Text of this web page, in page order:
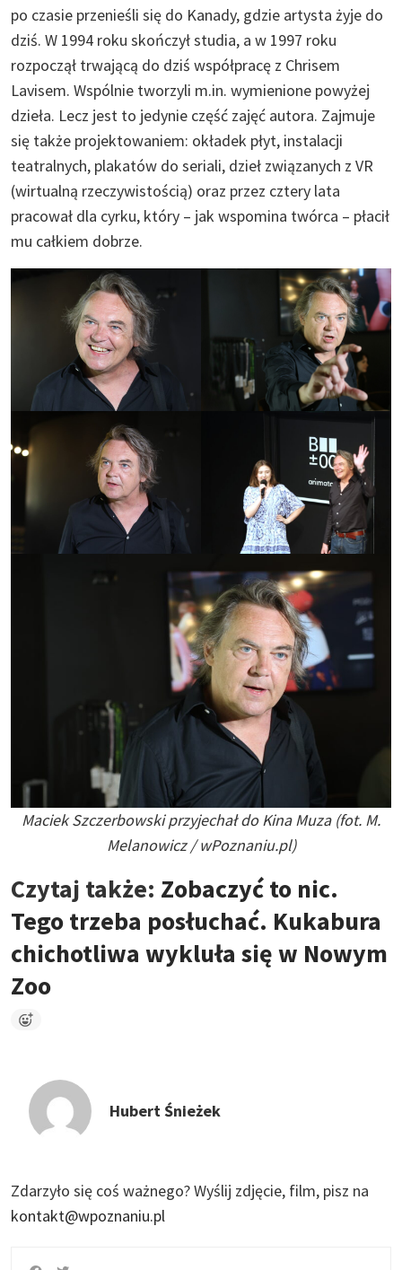
po czasie przenieśli się do Kanady, gdzie artysta żyje do
dziś. W 1994 roku skończył studia, a w 1997 roku
rozpoczął trwającą do dziś współpracę z Chrisem
Lavisem. Wspólnie tworzyli m.in. wymienione powyżej
dzieła. Lecz jest to jedynie część zajęć autora. Zajmuje
się także projektowaniem: okładek płyt, instalacji
teatralnych, plakatów do seriali, dzieł związanych z VR
(wirtualną rzeczywistością) oraz przez cztery lata
pracował dla cyrku, który – jak wspomina twórca – płacił
mu całkiem dobrze.
Maciek Szczerbowski przyjechał do Kina Muza (fot. M.
Melanowicz / wPoznaniu.pl)
Czytaj także: Zobaczyć to nic.
Tego trzeba posłuchać. Kukabura
chichotliwa wykluła się w Nowym
Zoo
Hubert Śnieżek
Zdarzyło się coś ważnego?Wyślij zdjęcie, film, pisz na
kontakt@wpoznaniu.pl